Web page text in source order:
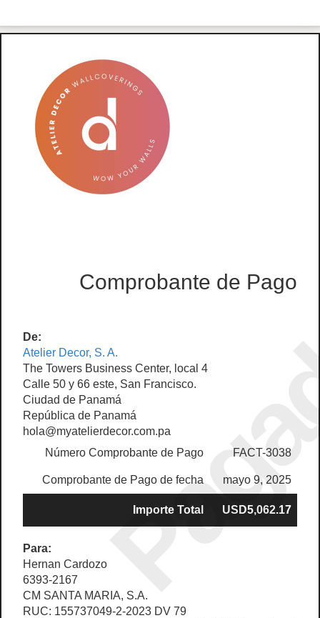
Comprobante de Pago
De:
Atelier Decor, S. A.
The Towers Business Center, local 4
Calle 50 y 66 este, San Francisco.
Ciudad de Panamá
República de Panamá
hola@myatelierdecor.com.pa
Número Comprobante de Pago
FACT-3038
Comprobante de Pago de fecha mayo 9, 2025
Importe Total USD5,062.17
Para:
Hernan Cardozo
6393-2167
CM SANTA MARIA, S.A.
RUC: 155737049-2-2023 DV 79